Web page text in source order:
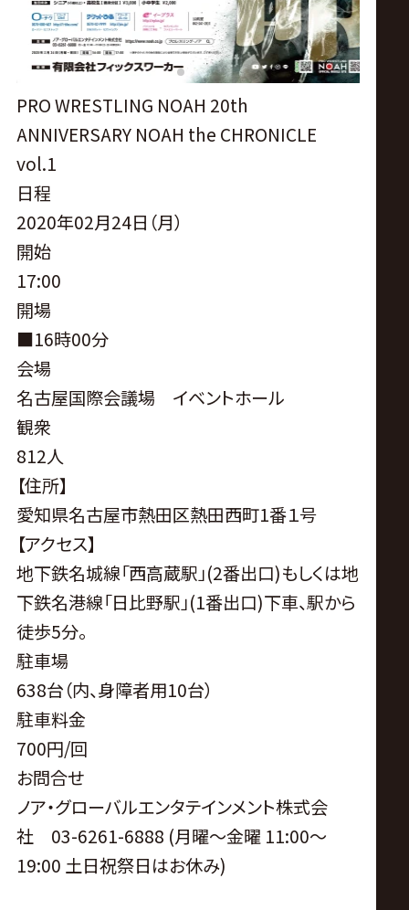
サ
イ
ト
PRO WRESTLING NOAH 20th
ANNIVERSARY NOAH the CHRONICLE
vol.1
日程
2020年02月24日（月）
開始
17:00
開場
■16時00分
会場
名古屋国際会議場 イベントホール
観衆
812人
【住所】
愛知県名古屋市熱田区熱田西町1番１号
【アクセス】
地下鉄名城線「西高蔵駅」(2番出口)もしくは地
下鉄名港線「日比野駅」(1番出口)下車、駅から
徒歩5分。
駐車場
638台（内、身障者用10台）
駐車料金
700円/回
お問合せ
ノア・グローバルエンタテインメント株式会
社 03-6261-6888 (月曜〜金曜 11:00〜
19:00 土日祝祭日はお休み)